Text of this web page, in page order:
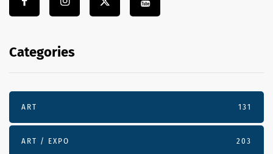
Categories
ART 131
ART / EXPO 203